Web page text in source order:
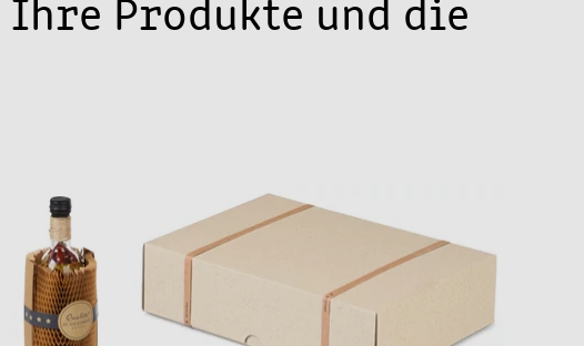
Ihre Produkte und die